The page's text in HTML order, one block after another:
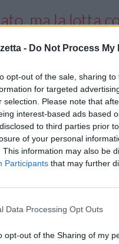
- Do Not Process
opt-out of the sale, sharing
for targeted
selection. Please note that
interest-based ads based
to third parties prior
of your personal
This information may also be
Participants that may further
Data Processing Opt Outs
opt-out of the Sharing of my
ma la lotta
al gruppo LockBit. È stata
positivo della battaglia
LockBit appaiano
hanno sempre
continuare le loro
di ransomware colpiti
che hanno mostrato la
il supporto